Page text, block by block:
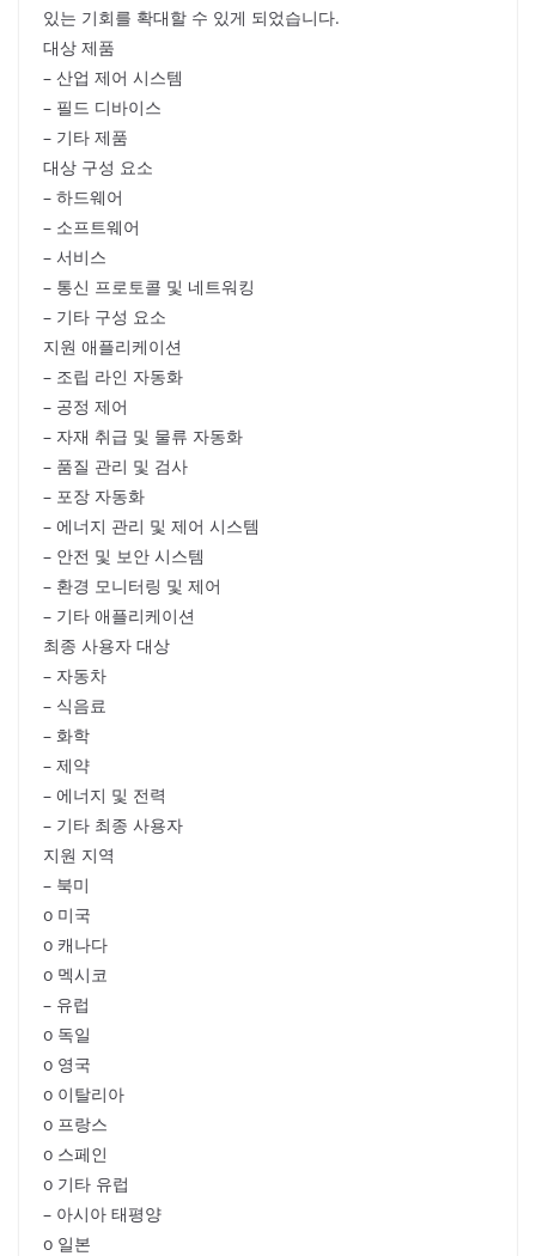
있는 기회를 확대할 수 있게 되었습니다.
대상 제품
– 산업 제어 시스템
– 필드 디바이스
– 기타 제품
대상 구성 요소
– 하드웨어
– 소프트웨어
– 서비스
– 통신 프로토콜 및 네트워킹
– 기타 구성 요소
지원 애플리케이션
– 조립 라인 자동화
– 공정 제어
– 자재 취급 및 물류 자동화
– 품질 관리 및 검사
– 포장 자동화
– 에너지 관리 및 제어 시스템
– 안전 및 보안 시스템
– 환경 모니터링 및 제어
– 기타 애플리케이션
최종 사용자 대상
– 자동차
– 식음료
– 화학
– 제약
– 에너지 및 전력
– 기타 최종 사용자
지원 지역
– 북미
o 미국
o 캐나다
o 멕시코
– 유럽
o 독일
o 영국
o 이탈리아
o 프랑스
o 스페인
o 기타 유럽
– 아시아 태평양
o 일본